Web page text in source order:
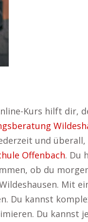
Kurs hilft dir,
und überall,
Offenbach. Du
ob du
Mit
Du kannst
Du kannst